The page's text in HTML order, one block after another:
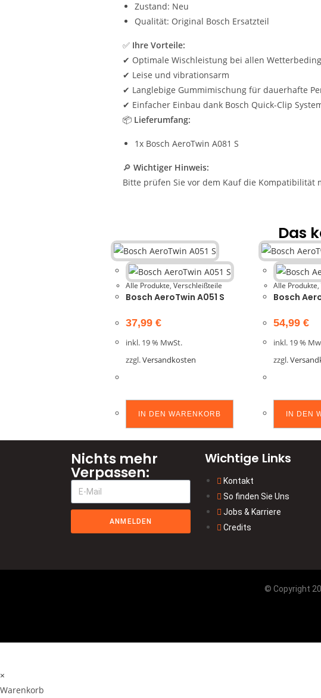
Zustand: Neu
Qualität: Original Bosch Ersatzteil
✅ Ihre Vorteile:
✔ Optimale Wischleistung bei allen
✔ Leise und vibrationsarm
✔ Langlebige Gummimischung für dauerhafte
✔ Einfacher Einbau dank Bosch Quick-Clip
📦 Lieferumfang:
1x Bosch AeroTwin A081 S
🔎 Wichtiger Hinweis:
Bitte prüfen Sie vor dem Kauf die Kompatibilität
Das
Alle Produkte,Verschleißteile
Bosch AeroTwin A051 S
37,99 €
inkl. 19 % MwSt.
zzgl.Versandkosten
IN DEN WARENKORB
Alle Produkte,
Bosch
54,99 €
inkl. 19 %
zzgl.
IN DEN
Nichts mehr
Verpassen:
ANMELDEN
Wichtige Links
Kontakt
So finden Sie Uns
Jobs & Karriere
Credits
© Copyright
×
Warenkorb